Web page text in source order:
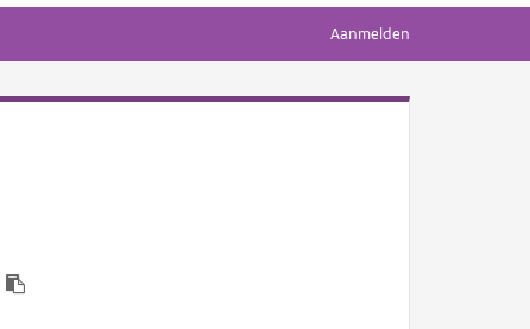
Aanmelden